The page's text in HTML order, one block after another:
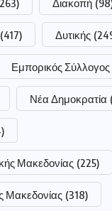
Διακοπή
(417) Δυτικής
Εμπορικός
Νέα Δημοκρατία
Μακεδονίας (225)
Μακεδονίας (318)